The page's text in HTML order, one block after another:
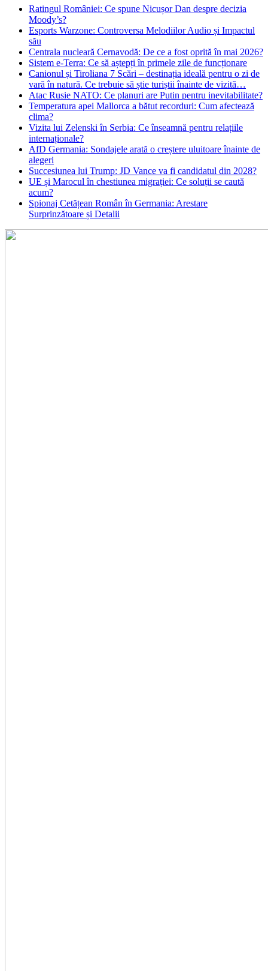
Ratingul României: Ce spune Nicușor Dan despre decizia
Moody’s?
Esports Warzone: Controversa Melodiilor Audio și Impactul
său
Centrala nucleară Cernavodă: De ce a fost oprită în mai 2026?
Sistem e-Terra: Ce să aștepți în primele zile de funcționare
Canionul și Tiroliana 7 Scări – destinația ideală pentru o zi de
vară în natură. Ce trebuie să știe turiștii înainte de vizită…
Atac Rusie NATO: Ce planuri are Putin pentru inevitabilitate?
Temperatura apei Mallorca a bătut recorduri: Cum afectează
clima?
Vizita lui Zelenski în Serbia: Ce înseamnă pentru relațiile
internaționale?
AfD Germania: Sondajele arată o creștere uluitoare înainte de
alegeri
Succesiunea lui Trump: JD Vance va fi candidatul din 2028?
UE și Marocul în chestiunea migrației: Ce soluții se caută
acum?
Spionaj Cetățean Român în Germania: Arestare
Surprinzătoare și Detalii